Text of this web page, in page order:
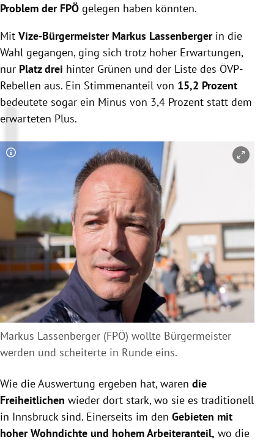
Problem der FPÖ gelegen haben könnten.
Mit Vize-Bürgermeister Markus Lassenbergerin die
Wahl gegangen, ging sich trotz hoher Erwartungen,
nur Platz drei hinter Grünen und der Liste des ÖVP-
Rebellen aus. Ein Stimmenanteil von 15,2 Prozent
bedeutete sogar ein Minus von 3,4 Prozent statt dem
erwarteten Plus.
Copyright-Hinweis öffnen/schließen
Markus Lassenberger (FPÖ) wollte Bürgermeister
werden und scheiterte in Runde eins.
Wie die Auswertung ergeben hat, waren die
Freiheitlichen wieder dort stark, wo sie es traditionell
in Innsbruck sind. Einerseits im den Gebieten mit
hoher Wohndichte und hohem Arbeiteranteil, wo die